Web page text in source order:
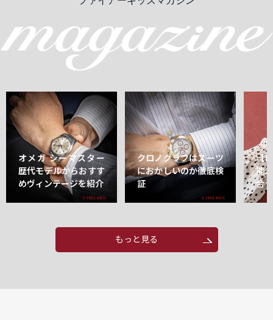
オメガ シーマスター
歴代モデルからおすす
めヴィンテージを紹介
クロノグラフはスーツ
におかしいのか徹底検
証
【
能
合
もっと見る